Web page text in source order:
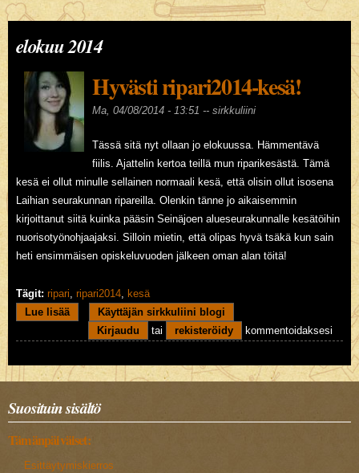
elokuu 2014
Hyvästi ripari2014-kesä!
Ma, 04/08/2014 - 13:51 -- sirkkuliini
Tässä sitä nyt ollaan jo elokuussa. Hämmentävä
fiilis. Ajattelin kertoa teillä mun riparikesästä. Tämä
kesä ei ollut minulle sellainen normaali kesä, että olisin ollut isosena
Laihian seurakunnan ripareilla. Olenkin tänne jo aikaisemmin
kirjoittanut siitä kuinka pääsin Seinäjoen alueseurakunnalle kesätöihin
nuorisotyönohjaajaksi. Silloin mietin, että olipas hyvä tsäkä kun sain
heti ensimmäisen opiskeluvuoden jälkeen oman alan töitä!
Tägit: ripari, ripari2014, kesä
Lue lisääabout Hyvästi ripari2014-kesä!
Käyttäjän sirkkuliini blogi
Kirjaudu
tai rekisteröidy kommentoidaksesi
Suosituin sisältö
Tämänpäiväiset:
Esittäytymiskierros